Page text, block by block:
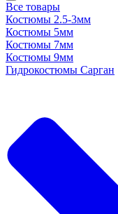
Все товары
Костюмы 2.5-3мм
Костюмы 5мм
Костюмы 7мм
Костюмы 9мм
Гидрокостюмы Сарган